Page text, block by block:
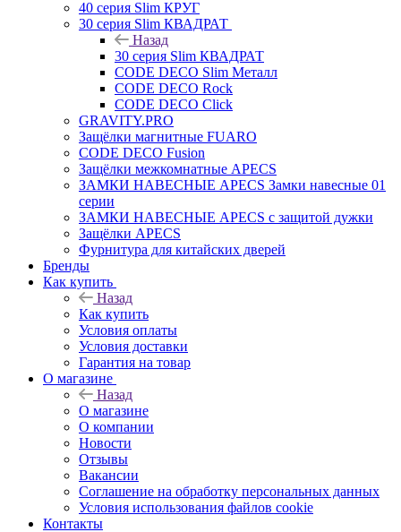
40 серия Slim КРУГ
30 серия Slim КВАДРАТ
Назад
30 серия Slim КВАДРАТ
CODE DECO Slim Металл
CODE DECO Rock
CODE DECO Click
GRAVITY.PRO
Защёлки магнитные FUARO
CODE DECO Fusion
Защёлки межкомнатные APECS
ЗАМКИ НАВЕСНЫЕ APECS Замки навесные 01
серии
ЗАМКИ НАВЕСНЫЕ APECS с защитой дужки
Защёлки APECS
Фурнитура для китайских дверей
Бренды
Как купить
Назад
Как купить
Условия оплаты
Условия доставки
Гарантия на товар
О магазине
Назад
О магазине
О компании
Новости
Отзывы
Вакансии
Соглашение на обработку персональных данных
Условия использования файлов cookie
Контакты